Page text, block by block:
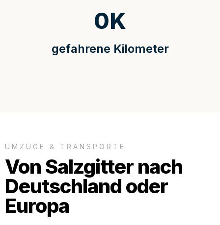
gefahrene Kilometer
0K
UMZÜGE & TRANSPORTE
Von Salzgitter nach
Deutschland oder
Europa